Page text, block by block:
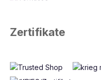
Zertifikate